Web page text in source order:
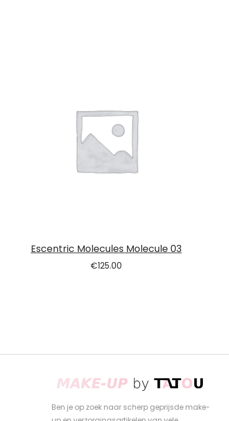
Escentric Molecules Molecule 03
€125.00
Ben je op zoek naar scherp geprijsde make-